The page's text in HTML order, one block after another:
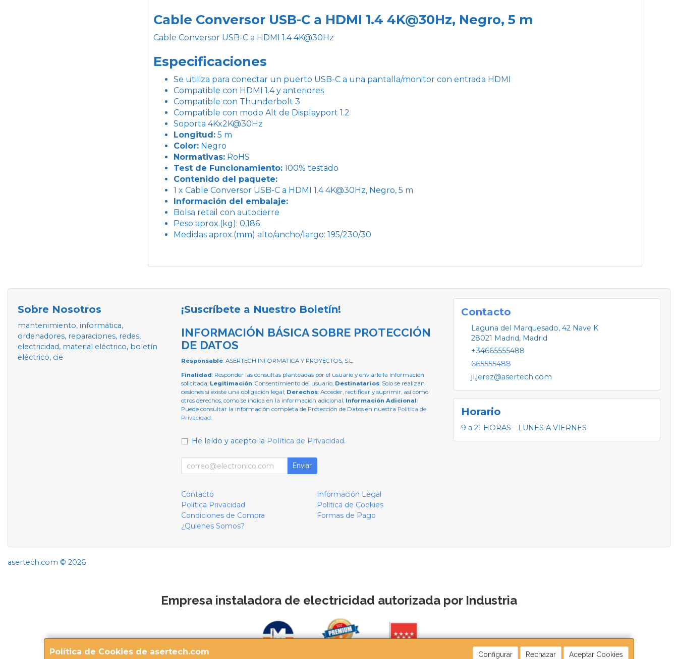
Cable Conversor USB-C a HDMI 1.4 4K@30Hz, Negro, 5 m
Cable Conversor USB-C a HDMI 1.4 4K@30Hz
Especificaciones
Se utiliza para conectar un puerto USB-C a una pantalla/monitor con entrada HDMI
Compatible con HDMI 1.4 y anteriores
Compatible con Thunderbolt 3
Compatible con modo Alt de Displayport 1.2
Soporta 4Kx2K@30Hz
Longitud:5 m
Color:Negro
Normativas:RoHS
Test de Funcionamiento:100% testado
Contenido del paquete:
1 x Cable Conversor USB-C a HDMI 1.4 4K@30Hz, Negro, 5 m
Información del embalaje:
Bolsa retail con autocierre
Peso aprox.(kg): 0,186
Medidas aprox.(mm) alto/ancho/largo: 195/230/30
Política de Cookies de asertech.com Configurar Rechazar Aceptar Cookies
Sobre Nosotros
mantenimiento, informática,
ordenadores, reparaciones, redes,
electricidad, material eléctrico, boletín
eléctrico, cie
¡Suscríbete a Nuestro Boletín!
INFORMACIÓN BÁSICA SOBRE PROTECCIÓN
DE DATOS
Responsable: ASERTECH INFORMATICA Y PROYECTOS, S.L.
Finalidad: Responder las consultas planteadas por el usuario y enviarle la información
solicitada; Legitimación: Consentimiento del usuario; Destinatarios: Solo se realizan
cesiones si existe una obligación legal; Derechos: Acceder, rectificar y suprimir, así como
otros derechos, como se indica en la información adicional; Información Adicional:
Puede consultar la información completa de Protección de Datos en nuestra Política de
Privacidad.
He leído y acepto la Política de Privacidad.
Enviar
Contacto
Información Legal
Política Privacidad
Política de Cookies
Condiciones de Compra
Formas de Pago
¿Quienes Somos?
Contacto
Laguna del Marquesado, 42 Nave K
28021 Madrid, Madrid
+34665555488
665555488
jl.jerez@asertech.com
Horario
9 a 21 HORAS - LUNES A VIERNES
asertech.com © 2026
Empresa instaladora de electricidad autorizada por Industria